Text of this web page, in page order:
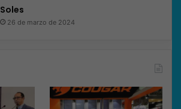
Soles
26 de marzo de 2024